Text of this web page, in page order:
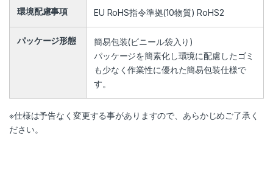
環境配慮事項 EU RoHS指令準拠(10物質) RoHS2
パッケージ形態
簡易包装(ビニール袋入り)
パッケージを簡素化し環境に配慮したゴミ
も少なく作業性に優れた簡易包装仕様で
す。
※仕様は予告なく変更する事がありますので、あらかじめご了承く
ださい。